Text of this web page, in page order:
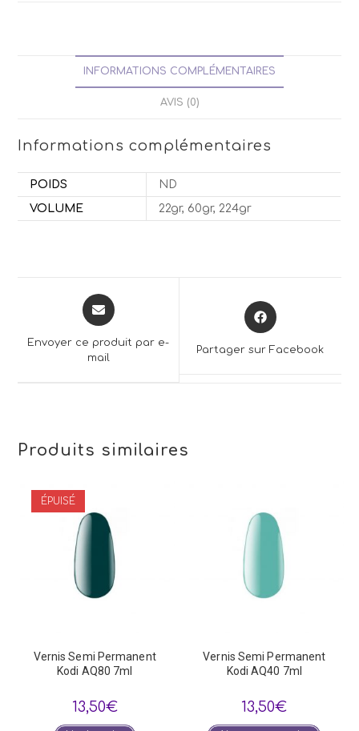
INFORMATIONS COMPLÉMENTAIRES
AVIS (0)
Informations complémentaires
POIDS
ND
VOLUME
22gr, 60gr, 224gr
Opens
in
new
Envoyer ce produit par e-
mail
Opens
in
Partager sur Facebook
Produits similaires
ÉPUISÉ
Vernis Semi Permanent
Kodi AQ80 7ml
13,50€
Vernis Semi Permanent
Kodi AQ40 7ml
13,50€